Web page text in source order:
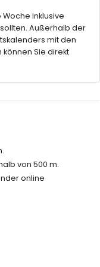
Woche inklusive
Außerhalb der
mit den
Sie direkt
von 500 m.
online